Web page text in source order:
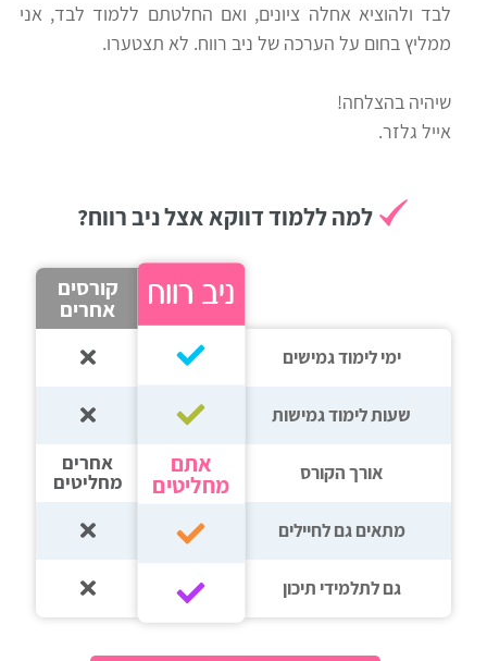
לבד ולהוציא אחלה ציונים, ואם החלטתם ללמוד לבד, אני
ממליץ בחום על הערכה של ניב רווח. לא תצטערו.
שיהיה בהצלחה!
אייל גלזר.
למה ללמוד דווקא אצל ניב רווח?
ימי לימוד גמישים
שעות לימוד גמישות
אורך הקורס
מתאים גם לחיילים
גם לתלמידי תיכון‎‏
אתם
מחליטים
קורסים
אחרים
אחרים
מחליטים